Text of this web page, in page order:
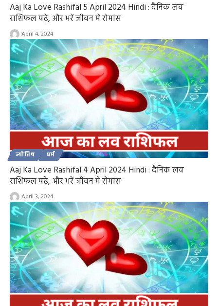
Aaj Ka Love Rashifal 5 April 2024 Hindi : दैनिक लव
राशिफल पढ़े, और भरें जीवन में रोमांस
April 4, 2024
ज्योतिष धर्म
Aaj Ka Love Rashifal 4 April 2024 Hindi : दैनिक लव
राशिफल पढ़े, और भरें जीवन में रोमांस
April 3, 2024